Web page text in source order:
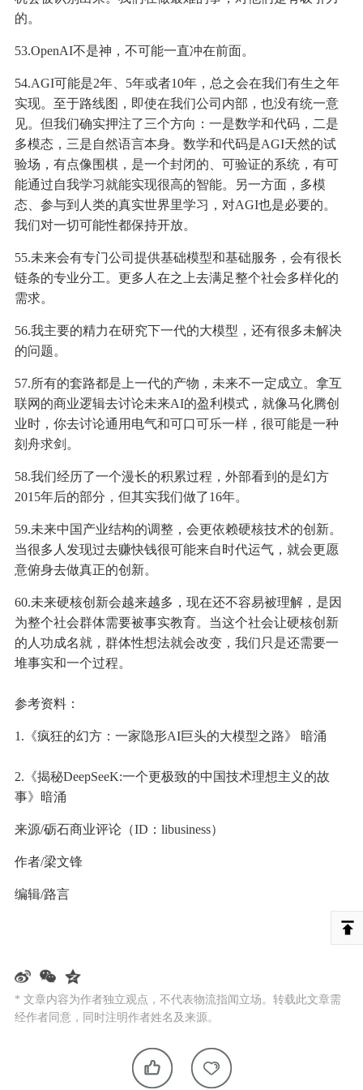
的。
53.OpenAI不是神，不可能一直冲在前面。
54.AGI可能是2年、5年或者10年，总之会在我们有生之年
实现。至于路线图，即使在我们公司内部，也没有统一意
见。但我们确实押注了三个方向：一是数学和代码，二是
多模态，三是自然语言本身。数学和代码是AGI天然的试
验场，有点像围棋，是一个封闭的、可验证的系统，有可
能通过自我学习就能实现很高的智能。另一方面，多模
态、参与到人类的真实世界里学习，对AGI也是必要的。
我们对一切可能性都保持开放。
55.未来会有专门公司提供基础模型和基础服务，会有很长
链条的专业分工。更多人在之上去满足整个社会多样化的
需求。
56.我主要的精力在研究下一代的大模型，还有很多未解决
的问题。
57.所有的套路都是上一代的产物，未来不一定成立。拿互
联网的商业逻辑去讨论未来AI的盈利模式，就像马化腾创
业时，你去讨论通用电气和可口可乐一样，很可能是一种
刻舟求剑。
58.我们经历了一个漫长的积累过程，外部看到的是幻方
2015年后的部分，但其实我们做了16年。
59.未来中国产业结构的调整，会更依赖硬核技术的创新。
当很多人发现过去赚快钱很可能来自时代运气，就会更愿
意俯身去做真正的创新。
60.未来硬核创新会越来越多，现在还不容易被理解，是因
为整个社会群体需要被事实教育。当这个社会让硬核创新
的人功成名就，群体性想法就会改变，我们只是还需要一
堆事实和一个过程。
参考资料：
1.《疯狂的幻方：一家隐形AI巨头的大模型之路》 暗涌
2.《揭秘DeepSeeK:一个更极致的中国技术理想主义的故
事》暗涌
来源/砺石商业评论（ID：libusiness）
作者/梁文锋
编辑/路言
* 文章内容为作者独立观点，不代表物流指闻立场。转载此文章需
经作者同意，同时注明作者姓名及来源。